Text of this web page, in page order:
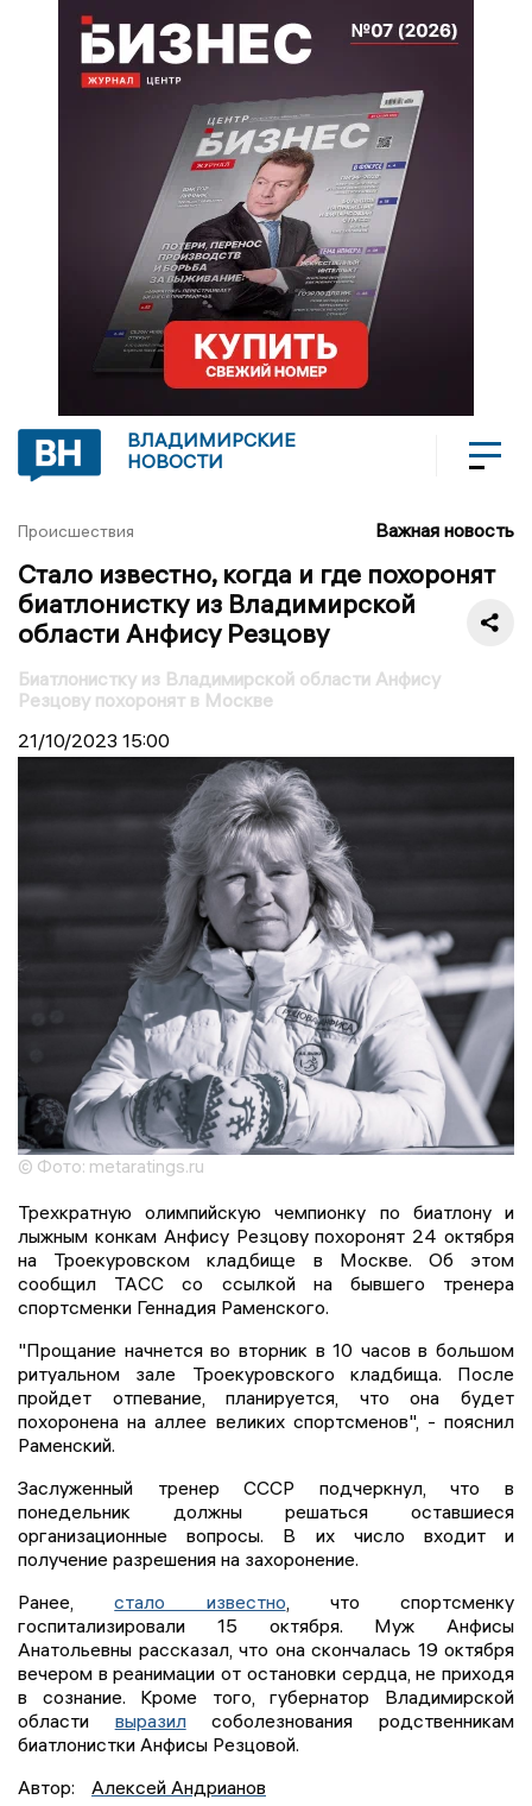
ВЛАДИМИРСКИЕ
НОВОСТИ
Происшествия Важная новость
Стало известно, когда и где похоронят
биатлонистку из Владимирской
области Анфису Резцову
Биатлонистку из Владимирской области Анфису
Резцову похоронят в Москве
21/10/2023 15:00
© Фото: metaratings.ru
Трехкратную олимпийскую чемпионку по биатлону и
лыжным конкам Анфису Резцову похоронят 24 октября
на Троекуровском кладбище в Москве. Об этом
сообщил ТАСС со ссылкой на бывшего тренера
спортсменки Геннадия Раменского.
"Прощание начнется во вторник в 10 часов в большом
ритуальном зале Троекуровского кладбища. После
пройдет отпевание, планируется, что она будет
похоронена на аллее великих спортсменов", - пояснил
Раменский.
Заслуженный тренер СССР подчеркнул, что в
понедельник должны решаться оставшиеся
организационные вопросы. В их число входит и
получение разрешения на захоронение.
Ранее,стало известно , что спортсменку
госпитализировали 15 октября. Муж Анфисы
Анатольевны рассказал, что она скончалась 19 октября
вечером в реанимации от остановки сердца, не приходя
в сознание. Кроме того, губернатор Владимирской
области выразилсоболезнования родственникам
биатлонистки Анфисы Резцовой.
Автор:
Алексей Андрианов